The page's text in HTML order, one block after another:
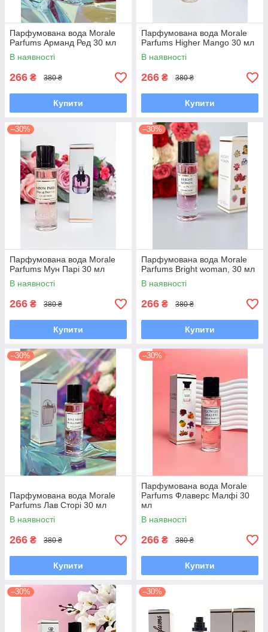
Парфумована вода Morale
Parfums Арманд Ред 30 мл
В наявності
266 ₴ 380 ₴
Купити
Парфумована вода Morale
Parfums Higher Mango 30 мл
В наявності
266 ₴ 380 ₴
Купити
–30%
Парфумована вода Morale
Parfums Мун Парі 30 мл
В наявності
266 ₴ 380 ₴
Купити
–30%
Парфумована вода Morale
Parfums Bright woman, 30 мл
В наявності
266 ₴ 380 ₴
Купити
–30%
Парфумована вода Morale
Parfums Лав Сторі 30 мл
В наявності
266 ₴ 380 ₴
Купити
–30%
Парфумована вода Morale
Parfums Флаверс Малфі 30
мл
В наявності
266 ₴ 380 ₴
Купити
–30% –30%